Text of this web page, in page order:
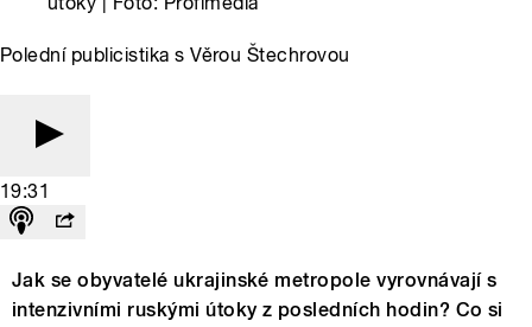
Polední publicistika s Věrou Štechrovou
19:31
Jak se obyvatelé ukrajinské metropole vyrovnávají s
intenzivními ruskými útoky z posledních hodin? Co si